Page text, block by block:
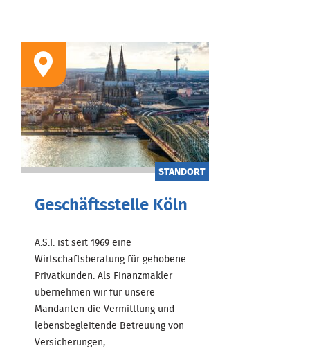
STANDORT
Geschäftsstelle Köln
A.S.I. ist seit 1969 eine
Wirtschaftsberatung für gehobene
Privatkunden. Als Finanzmakler
übernehmen wir für unsere
Mandanten die Vermittlung und
lebensbegleitende Betreuung von
Versicherungen, ...